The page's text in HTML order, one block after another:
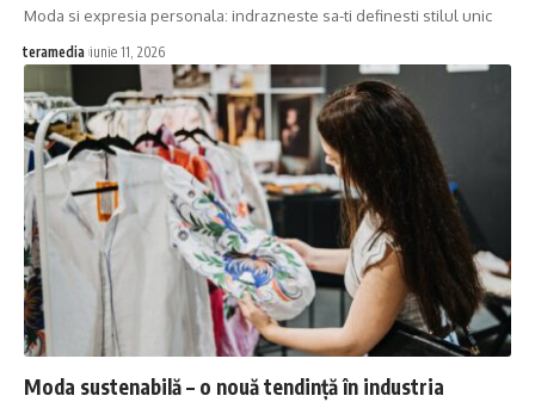
Moda si expresia personala: indrazneste sa-ti definesti stilul unic
teramedia iunie 11, 2026
Moda sustenabilă – o nouă tendință în industria